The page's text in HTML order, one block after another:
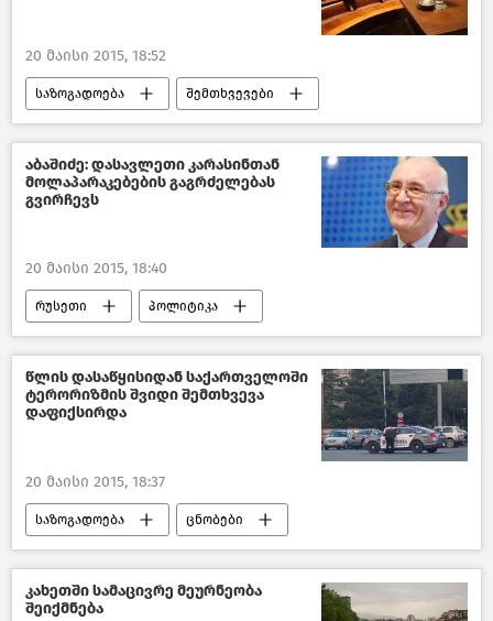
20 მაისი 2015, 18:52
საზოგადოება შემთხვევები
ახალი ამბები საქართველო
აბაშიძე: დასავლეთი კარასინთან
მოლაპარაკებების გაგრძელებას
გვირჩევს
20 მაისი 2015, 18:40
რუსეთი პოლიტიკა
საქართველო
წლის დასაწყისიდან საქართველოში
ტერორიზმის შვიდი შემთხვევა
დაფიქსირდა
20 მაისი 2015, 18:37
საზოგადოება ცნობები
საქართველო
კახეთში სამაცივრე მეურნეობა
შეიქმნება